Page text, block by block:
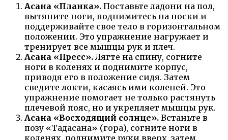
Асана «Планка». Поставьте ладони на пол,
вытяните ноги, поднимитесь на носки и
поддерживайте свое тело в горизонтальном
положении. Это упражнение нагружает и
тренирует все мышцы рук и плеч.
Асана «Пресс». Лягте на спину, согните
ноги в коленях и поднимите корпус,
приводя его в положение сидя. Затем
сведите локти, касаясь ими коленей. Это
упражнение помогает не только растянуть
плечевой пояс, но и укрепляет мышцы рук.
Асана «Восходящий солнце». Встаньте в
позу «Тадасана» (гора), согните ноги в
коленях, поднимите руки вверх, затем